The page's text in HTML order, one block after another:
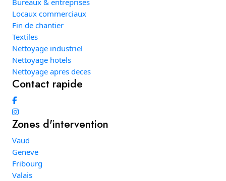
Bureaux & entreprises
Locaux commerciaux
Fin de chantier
Textiles
Nettoyage industriel
Nettoyage hotels
Nettoyage apres deces
Contact rapide
Zones d'intervention
Vaud
Geneve
Fribourg
Valais